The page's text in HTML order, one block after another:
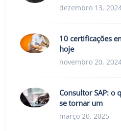
dezembro 13,
10 certificações
hoje
novembro 20,
Consultor SAP: o
se tornar um
março 20, 2025